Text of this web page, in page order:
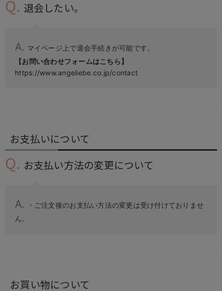
退会したい。
マイページ上で退会手続きが可能です。
【お問い合わせフォームはこちら】
https://www.angeliebe.co.jp/contact
お支払いについて
お支払い方法の変更について
・ご注文後のお支払い方法の変更は受け付けておりませ
ん。
お買い物について